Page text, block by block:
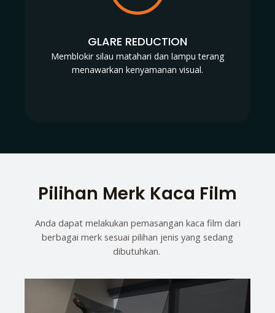
GLARE REDUCTION
Memblokir silau matahari dan lampu terang
menawarkan kenyamanan visual.
Pilihan Merk Kaca Film
Anda dapat melakukan pemasangan kaca film dari
berbagai merk sesuai pilihan jenis yang sedang
dibutuhkan.